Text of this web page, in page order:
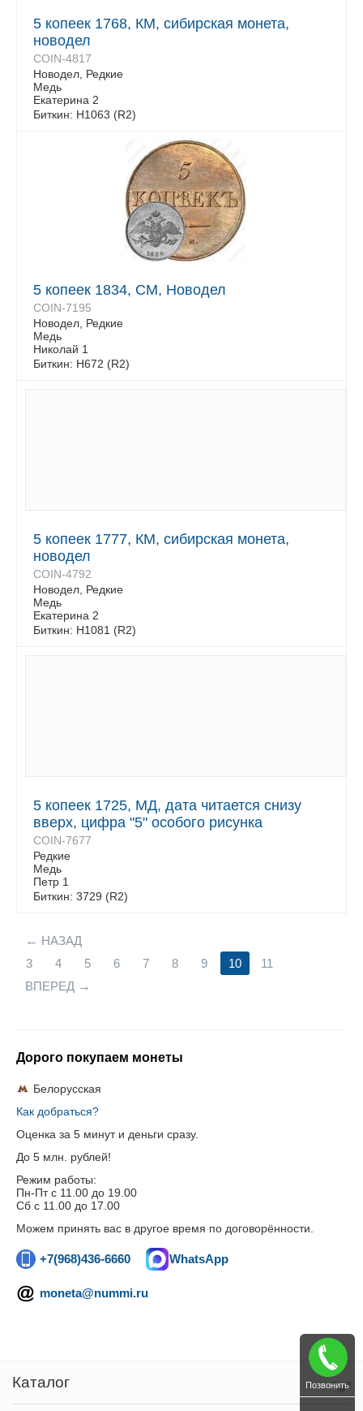
5 копеек 1768, КМ, сибирская монета,
новодел
COIN-4817
Новодел, Редкие
Медь
Екатерина 2
Биткин: Н1063 (R2)
5 копеек 1834, СМ, Новодел
COIN-7195
Новодел, Редкие
Медь
Николай 1
Биткин: H672 (R2)
5 копеек 1777, КМ, сибирская монета,
новодел
COIN-4792
Новодел, Редкие
Медь
Екатерина 2
Биткин: Н1081 (R2)
5 копеек 1725, МД, дата читается снизу
вверх, цифра "5" особого рисунка
COIN-7677
Редкие
Медь
Петр 1
Биткин: 3729 (R2)
НАЗАД
3
4 5 6 7 8 9 10
11
ВПЕРЕД
Дорого покупаем монеты
Белорусская
Как добраться?
Оценка за 5 минут и деньги сразу.
До 5 млн. рублей!
Режим работы:
Пн-Пт c 11.00 до 19.00
Сб с 11.00 до 17.00
Можем принять вас в другое время по договорённости.
+7(968)436-6660 WhatsApp
moneta@nummi.ru
Каталог Позвонить